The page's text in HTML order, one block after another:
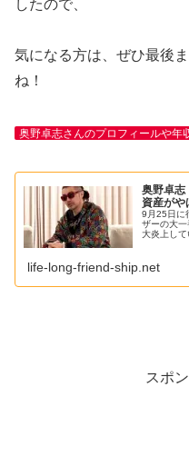
したので、
気になる方は、ぜひ最後
ね！
奥野卓志さんのプロフィールや年
奥野卓志
資産がや
9月25日に
ザーの大
大炎上し
life-long-friend-ship.net
スポ